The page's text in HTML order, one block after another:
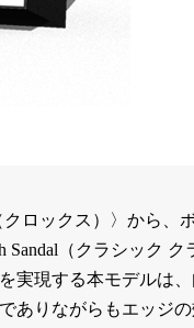
ロックス）〉から、
Sandal（クラシック
実現する本モデルは
ありながらもエッジ